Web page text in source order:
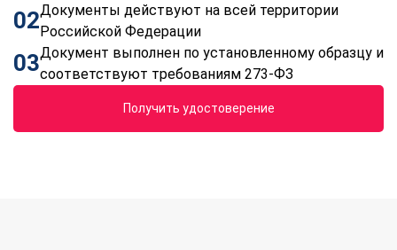
02Документы действуют на всей территории
Российской Федерации
03Документ выполнен по установленному образцу и
соответствуют требованиям 273-ФЗ
Получить удостоверение